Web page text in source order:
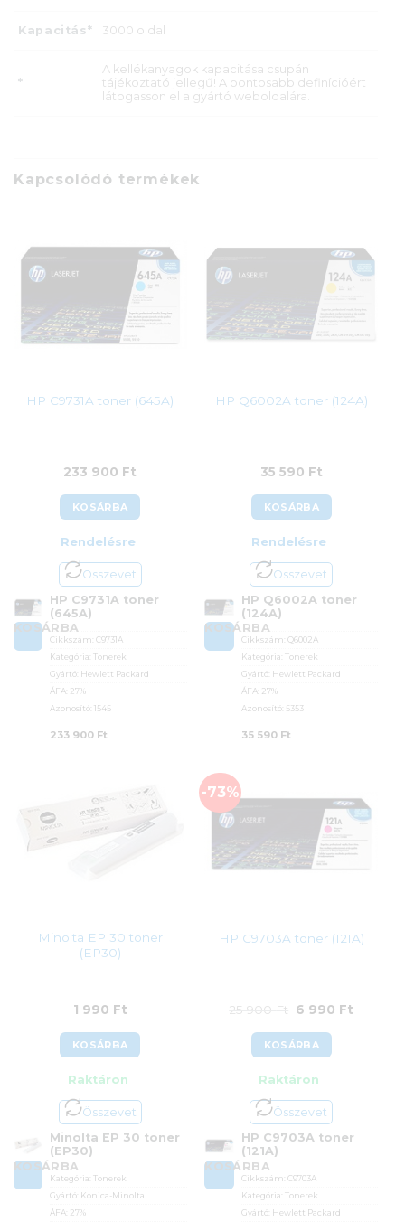
Kapacitás* 3000 oldal
*
A kellékanyagok kapacitása csupán
tájékoztató jellegű! A pontosabb definícióért
látogasson el a gyártó weboldalára.
Kapcsolódó termékek
HP C9731A toner (645A)
233 900 Ft
KOSÁRBA
Rendelésre
Összevet
KOSÁRBA
HP C9731A toner
(645A)
Cikkszám:C9731A
Kategória:Tonerek
Gyártó: Hewlett Packard
ÁFA: 27%
Azonosító:1545
233 900 Ft
HP Q6002A toner (124A)
35 590 Ft
KOSÁRBA
Rendelésre
Összevet
KOSÁRBA
HP Q6002A toner
(124A)
Cikkszám: Q6002A
Kategória: Tonerek
Gyártó: Hewlett Packard
ÁFA: 27%
Azonosító: 5353
35 590 Ft
Minolta EP 30 toner
(EP30)
1 990 Ft
KOSÁRBA
Raktáron
Összevet
KOSÁRBA
Minolta EP 30 toner
(EP30)
Kategória:Tonerek
Gyártó: Konica-Minolta
ÁFA: 27%
-73%
HP C9703A toner (121A)
25 900 Ft
Original
price
was:
25
900 Ft.
6 990 Ft
KOSÁRBA
Raktáron
Összevet
KOSÁRBA
HP C9703A toner
(121A)
Cikkszám: C9703A
Kategória: Tonerek
Gyártó: Hewlett Packard